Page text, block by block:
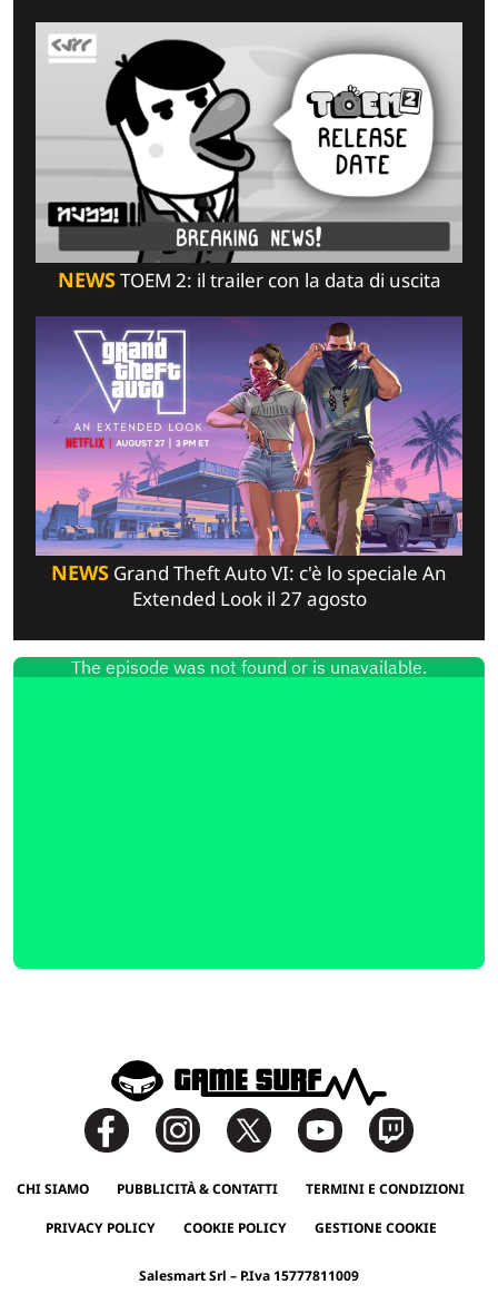
NEWSTOEM 2: il trailer con la data di uscita
NEWS Grand Theft Auto VI: c'è lo speciale An
Extended Look il 27 agosto
CHI SIAMO PUBBLICITÀ & CONTATTI TERMINI E CONDIZIONI
PRIVACY POLICY COOKIE POLICY GESTIONE COOKIE
Salesmart Srl – P.Iva 15777811009